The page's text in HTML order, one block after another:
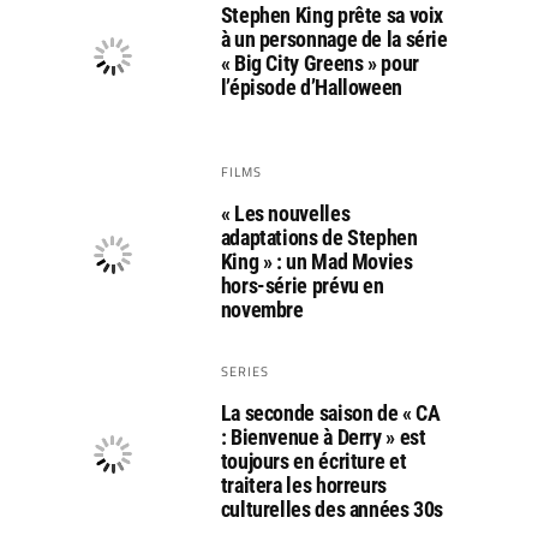
Stephen King prête sa voix
à un personnage de la série
« Big City Greens » pour
l’épisode d’Halloween
FILMS
« Les nouvelles
adaptations de Stephen
King » : un Mad Movies
hors-série prévu en
novembre
SERIES
La seconde saison de « CA
: Bienvenue à Derry » est
toujours en écriture et
traitera les horreurs
culturelles des années 30s